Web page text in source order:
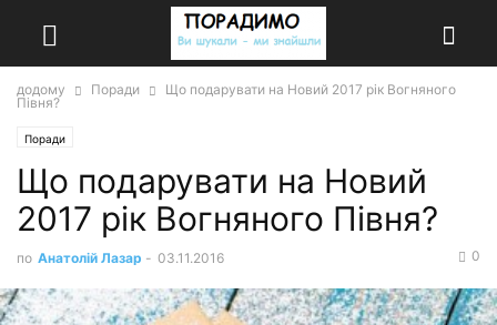
додому Поради
Що подарувати на Новий 2017 рік Вогняного
Півня?
Поради
Що подарувати на Новий
2017 рік Вогняного Півня?
по Анатолій Лазар - 03.11.2016 0